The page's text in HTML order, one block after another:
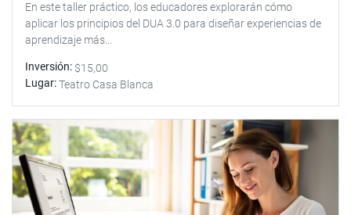
En este taller práctico, los educadores explorarán cómo
aplicar los principios del DUA 3.0 para diseñar experiencias de
aprendizaje más...
Inversión $15,00
Lugar Teatro Casa Blanca